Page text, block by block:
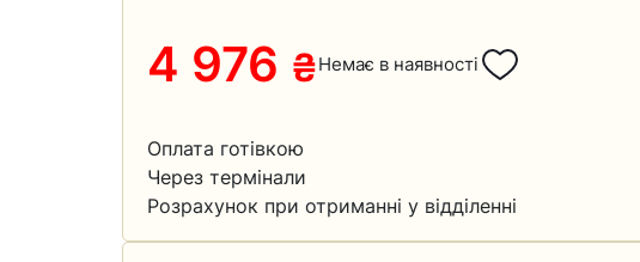
4 976 ₴Немає в наявності
Оплата готівкою
Через термінали
Розрахунок при отриманні у відділенні